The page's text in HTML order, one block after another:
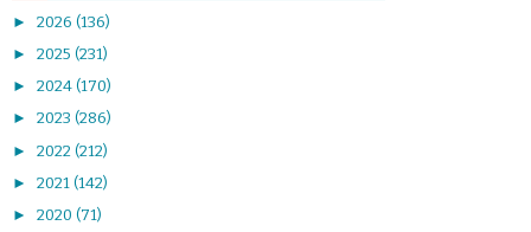
► 2026 (136)
► 2025 (231)
► 2024 (170)
► 2023 (286)
► 2022 (212)
► 2021 (142)
► 2020 (71)